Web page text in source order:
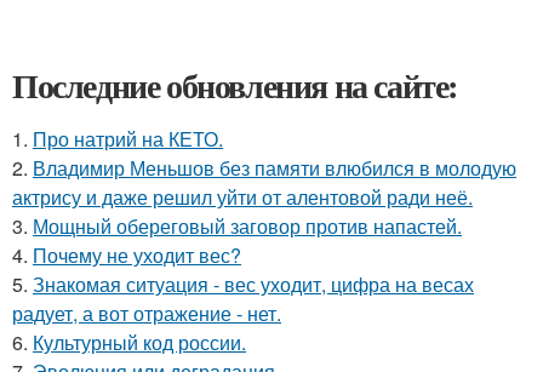
Последние обновления на сайте:
1. Про натрий на КЕТО.
2. Владимир Меньшов без памяти влюбился в молодую
актрису и даже решил уйти от алентовой ради неё.
3. Мощный обереговый заговор против напастей.
4. Почему не уходит вес?
5. Знакомая ситуация - вес уходит, цифра на весах
радует, а вот отражение - нет.
6. Культурный код россии.